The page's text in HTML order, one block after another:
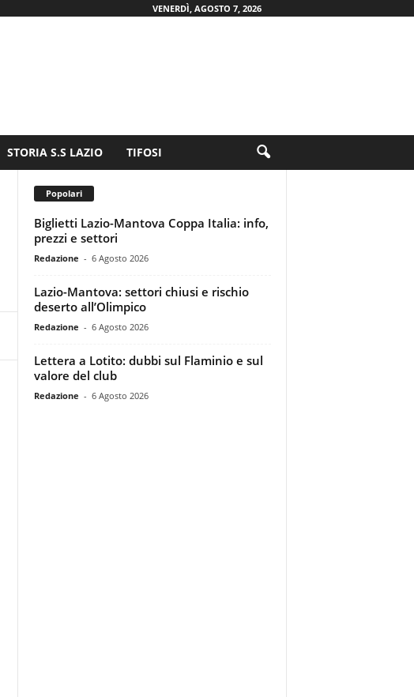
VENERDÌ, AGOSTO 7, 2026
STORIA S.S LAZIO TIFOSI
Popolari
Biglietti Lazio-Mantova Coppa Italia: info,
prezzi e settori
Redazione - 6 Agosto 2026
Lazio-Mantova: settori chiusi e rischio
deserto all’Olimpico
Redazione - 6 Agosto 2026
Lettera a Lotito: dubbi sul Flaminio e sul
valore del club
Redazione - 6 Agosto 2026